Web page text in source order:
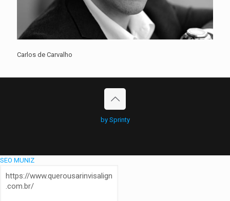
Carlos de Carvalho
by Sprinty
SEO MUNIZ